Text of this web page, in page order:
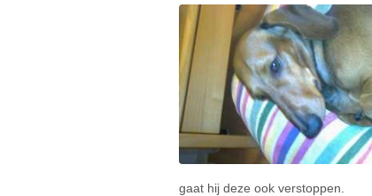
gaat hij deze ook verstoppen.